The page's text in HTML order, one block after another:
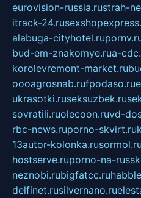
eurovision-russia.rustrah-
itrack-24.ru
alabuga-cityhotel.ru
bud-em-znakomye.rua-
korolevremont-market.ru
oooagrosnab.rufpodaso.ru
ukrasotki.ruseksuzbek.ru
sovratili.ruolecoon.ruvd-
rbc-news.ruporno-skvirt.ru
13autor-kolonka.rusormol.ru
hostserve.ruporno-na-
neznobi.rubigfatcc.ru
delfinet.rusilvernano.ru